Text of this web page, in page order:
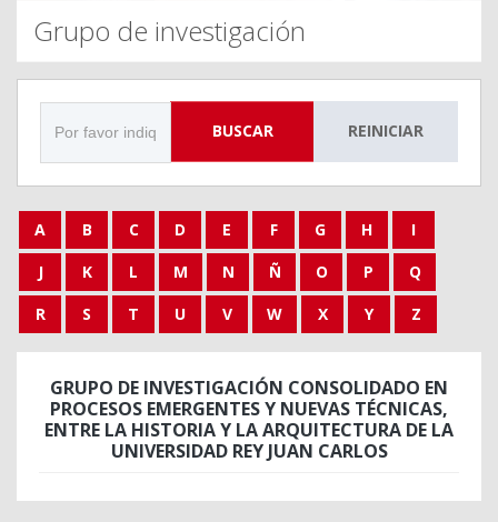
Grupo de investigación
BUSCAR REINICIAR
A B C D E F G H
I
J
K L M N Ñ O P
Q
R
S T U V W X Y Z
GRUPO DE INVESTIGACIÓN CONSOLIDADO EN
PROCESOS EMERGENTES Y NUEVAS TÉCNICAS,
ENTRE LA HISTORIA Y LA ARQUITECTURA DE LA
UNIVERSIDAD REY JUAN CARLOS